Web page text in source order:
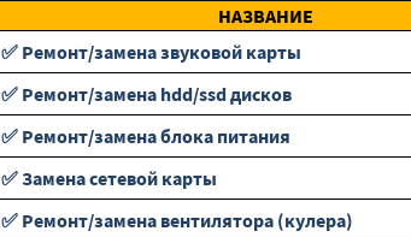
НАЗВАНИЕ
✅ Ремонт/замена звуковой карты
✅ Ремонт/замена hdd/ssd дисков
✅ Ремонт/замена блока питания
✅ Замена сетевой карты
✅ Ремонт/замена вентилятора (кулера)